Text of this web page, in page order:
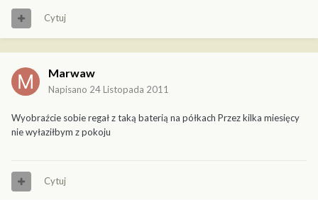
Cytuj
Marwaw
Napisano 24 Listopada 2011
Wyobraźcie sobie regał z taką baterią na półkach Przez kilka miesięcy
nie wyłaziłbym z pokoju
Cytuj